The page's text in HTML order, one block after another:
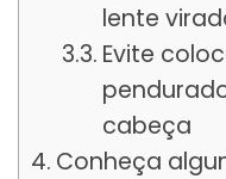
lente
Evite
cabeça
Conheça